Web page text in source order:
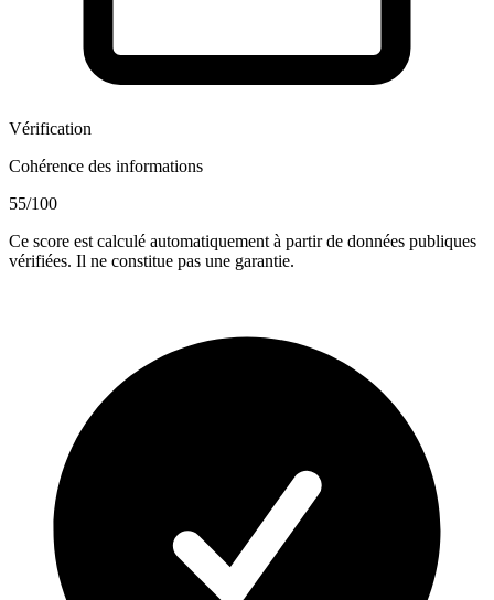
Vérification
Cohérence des informations
55/100
Ce score est calculé automatiquement à partir de données publiques
vérifiées. Il ne constitue pas une garantie.